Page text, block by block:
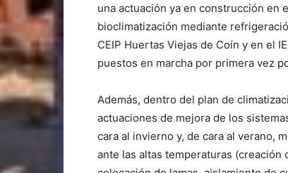
una actuación ya en construcción en
bioclimatización mediante
CEIP Huertas Viejas de Coín y en el
puestos en marcha por primera vez
Además, dentro del plan de
actuaciones de mejora de los
cara al invierno y, de cara al verano,
ante las altas temperaturas